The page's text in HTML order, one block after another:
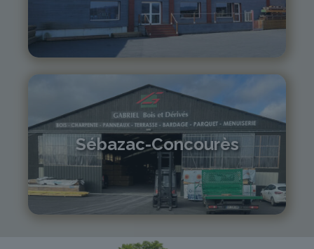
04 71 01 13 30
lepuy@gabriel-sa.fr
Sébazac-Concourès
05 81 55 83 89
monistrol@gabriel-sa.fr